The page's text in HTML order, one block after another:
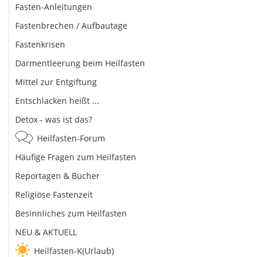
Fasten-Anleitungen
Fastenbrechen / Aufbautage
Fastenkrisen
Darmentleerung beim Heilfasten
Mittel zur Entgiftung
Entschlacken heißt ...
Detox - was ist das?
Heilfasten-Forum
Häufige Fragen zum Heilfasten
Reportagen & Bücher
Religiöse Fastenzeit
Besinnliches zum Heilfasten
NEU & AKTUELL
Heilfasten-K(Urlaub)